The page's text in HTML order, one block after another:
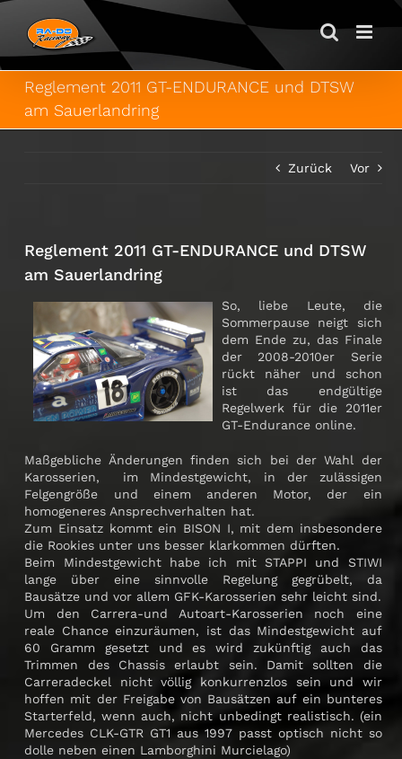
Zum
Inhalt
springen
Reglement 2011 GT-ENDURANCE und DTSW
am Sauerlandring
Zurück Vor
Reglement 2011 GT-ENDURANCE und DTSW
am Sauerlandring
So, liebe Leute, die
Sommerpause neigt sich
dem Ende zu, das Finale
der 2008-2010er Serie
rückt näher und schon
ist das endgültige
Regelwerk für die 2011er
GT-Endurance online.
Maßgebliche Änderungen finden sich bei der Wahl der
Karosserien, im Mindestgewicht, in der zulässigen
Felgengröße und einem anderen Motor, der ein
homogeneres Ansprechverhalten hat.
Zum Einsatz kommt ein BISON I, mit dem insbesondere
die Rookies unter uns besser klarkommen dürften.
Beim Mindestgewicht habe ich mit STAPPI und STIWI
lange über eine sinnvolle Regelung gegrübelt, da
Bausätze und vor allem GFK-Karosserien sehr leicht sind.
Um den Carrera-und Autoart-Karosserien noch eine
reale Chance einzuräumen, ist das Mindestgewicht auf
60 Gramm gesetzt und es wird zukünftig auch das
Trimmen des Chassis erlaubt sein. Damit sollten die
Carreradeckel nicht völlig konkurrenzlos sein und wir
hoffen mit der Freigabe von Bausätzen auf ein bunteres
Starterfeld, wenn auch, nicht unbedingt realistisch. (ein
Mercedes CLK-GTR GT1 aus 1997 passt optisch nicht so
dolle neben einen Lamborghini Murcielago)